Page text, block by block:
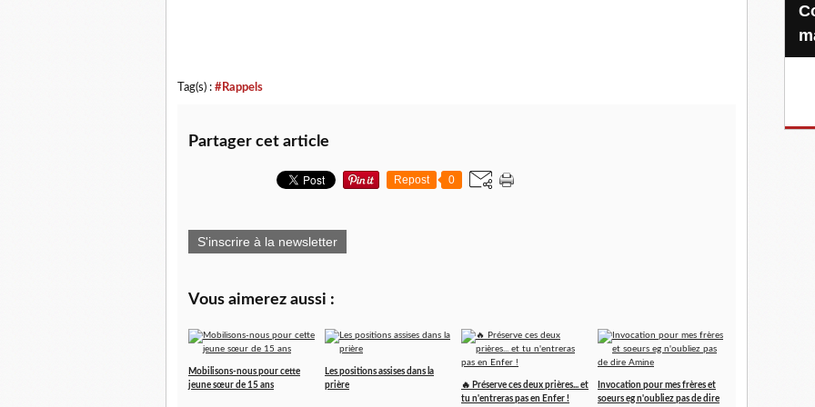
Tag(s) : #Rappels
Partager cet article
Repost 0
S'inscrire à la newsletter
Vous aimerez aussi :
Mobilisons-nous pour cette
jeune sœur de 15 ans
Les positions assises dans la
prière
🔥 Préserve ces deux prières... et
tu n'entreras pas en Enfer !
Invocation pour mes frères et
soeurs eg n'oubliez pas de dire
Confiez-nous votre Zakat-al-